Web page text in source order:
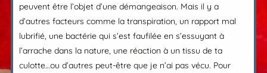
peuvent être l’objet d’une démangeaison. Mais il y a
d’autres facteurs comme la transpiration, un rapport mal
lubrifié, une bactérie qui s’est faufilée en s’essuyant à
l’arrache dans la nature, une réaction à un tissu de ta
culotte…ou d’autres peut-être que je n’ai pas vécu. Pour